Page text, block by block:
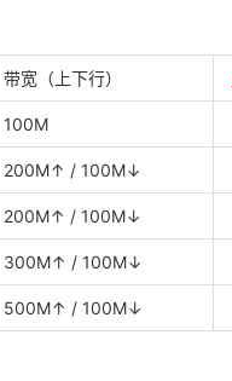
带宽（上下行）
100M
200M↑ / 100M↓
200M↑ / 100M↓
300M↑ / 100M↓
500M↑ / 100M↓